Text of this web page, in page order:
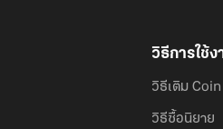
วิธีการใช้ง
วิธีเติม Coin
วิธีซื้อนิยาย